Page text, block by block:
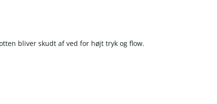
bliver skudt af ved for højt tryk og flow.